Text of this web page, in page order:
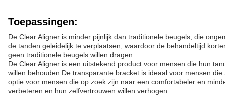
Toepassingen:
De Clear Aligner is minder pijnlijk dan traditionele beugels, die
de tanden geleidelijk te verplaatsen, waardoor de behandeltijd
geen traditionele beugels willen dragen.
De Clear Aligner is een uitstekend product voor mensen die hun
willen behouden.De transparante bracket is ideaal voor mensen
optie voor mensen die op zoek zijn naar een comfortabeler en
verbeteren en hun zelfvertrouwen willen verhogen.